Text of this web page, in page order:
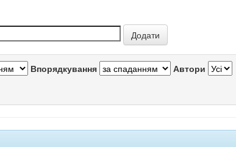
Впорядкування Автори